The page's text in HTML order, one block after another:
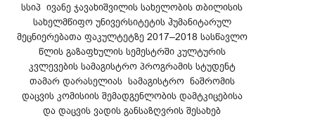
სსიპ ივანე ჯავახიშვილის სახელობის თბილისის
სახელმწიფო უნივერსიტეტის ჰუმანიტარულ
მეცნიერებათა ფაკულტეტზე 2017–2018 სასწავლო
წლის გაზაფხულის სემესტრში კულტურის
კვლევების სამაგისტრო პროგრამის სტუდენტ
თამარ დარასელიას სამაგისტრო ნაშრომის
დაცვის კომისიის შემადგენლობის დამტკიცებისა
და დაცვის ვადის განსაზღვრის შესახებ